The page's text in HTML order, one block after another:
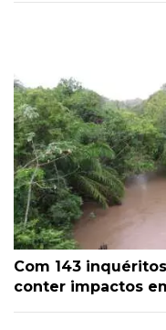
Com 143
conter impactos